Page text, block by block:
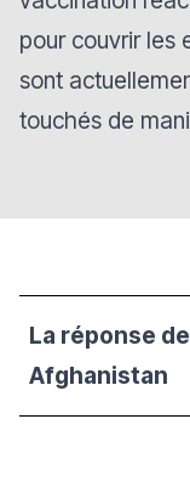
pour couvrir les
sont
touchés de
La réponse
Afghanistan